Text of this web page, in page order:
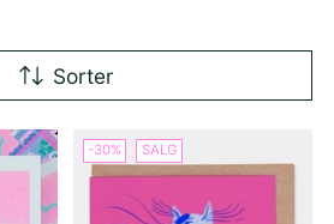
Sorter
-30% SALG